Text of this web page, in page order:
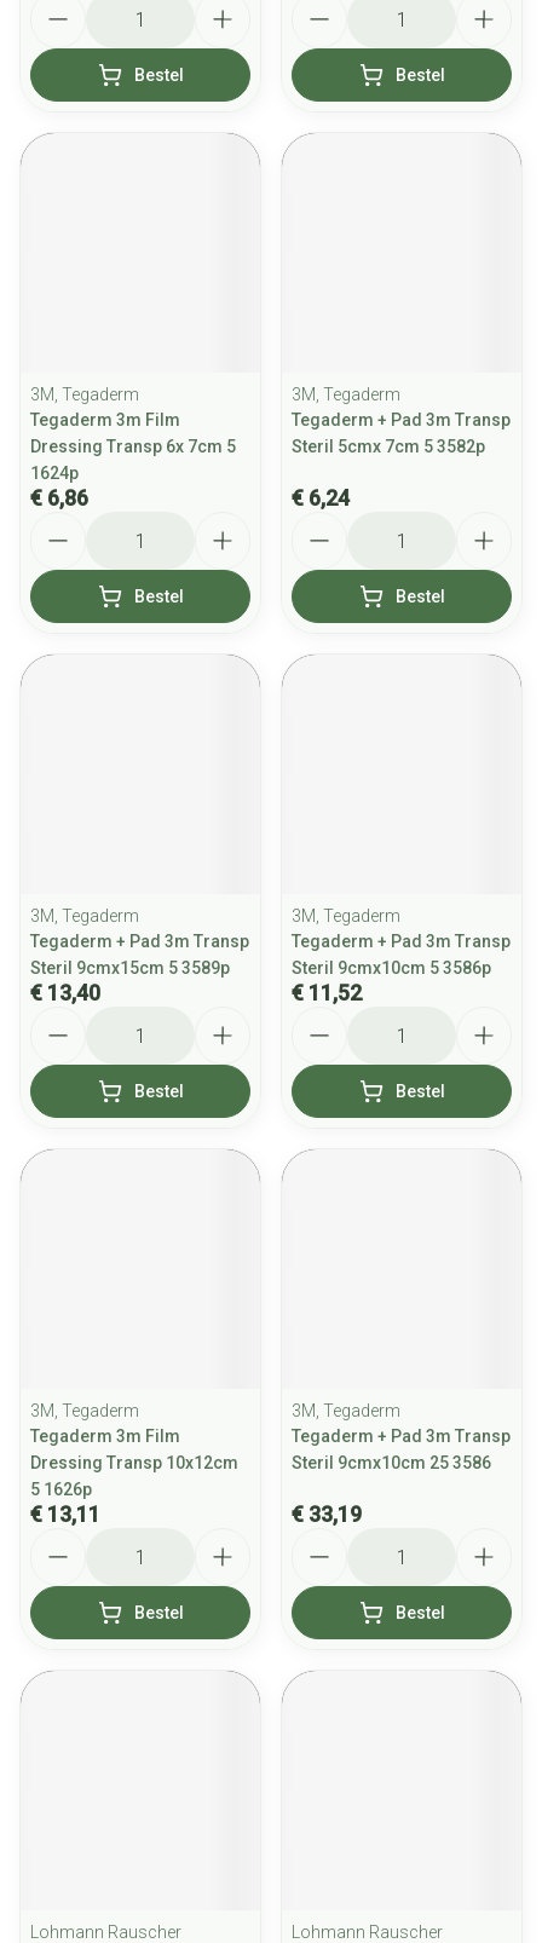
Bestel Bestel
3M, Tegaderm
Tegaderm 3m Film
Dressing Transp 6x 7cm 5
1624p
€ 6,86
Bestel
3M, Tegaderm
Tegaderm + Pad 3m Transp
Steril 5cmx 7cm 5 3582p
€ 6,24
Bestel
3M, Tegaderm
Tegaderm + Pad 3m Transp
Steril 9cmx15cm 5 3589p
€ 13,40
Bestel
3M, Tegaderm
Tegaderm + Pad 3m Transp
Steril 9cmx10cm 5 3586p
€ 11,52
Bestel
3M, Tegaderm
Tegaderm 3m Film
Dressing Transp 10x12cm
5 1626p
€ 13,11
Bestel
3M, Tegaderm
Tegaderm + Pad 3m Transp
Steril 9cmx10cm 25 3586
€ 33,19
Bestel
Lohmann Rauscher
Lohmann Rauscher